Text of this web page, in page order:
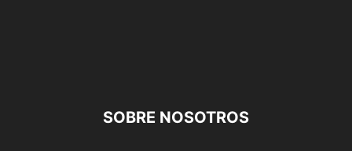
SOBRE NOSOTROS